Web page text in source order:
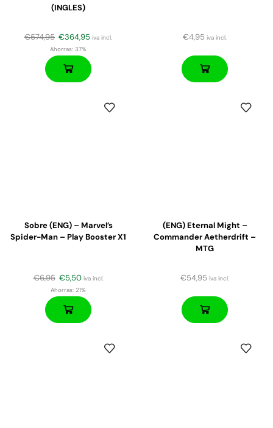
(INGLES)
€574,95 €364,95 iva incl.
Ahorras: 37%
€4,95 iva incl.
Sobre (ENG) – Marvel’s
Spider-Man – Play Booster X1
€6,95 €5,50 iva incl.
Ahorras: 21%
(ENG) Eternal Might –
Commander Aetherdrift –
MTG
€54,95 iva incl.